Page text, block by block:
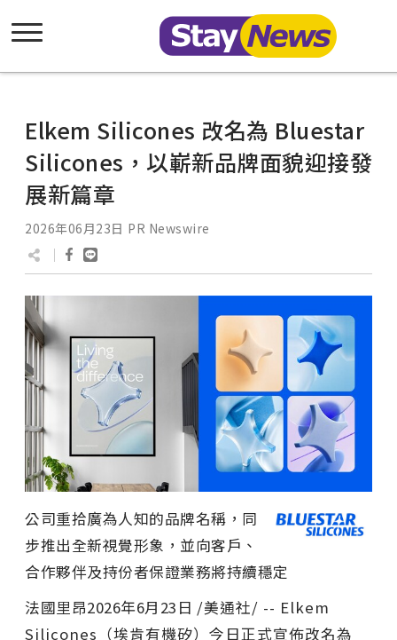
Elkem Silicones 改名為 Bluestar
Silicones，以嶄新品牌面貌迎接發
展新篇章
2026年06月23日 PR Newswire
公司重拾廣為人知的品牌名稱，同
步推出全新視覺形象，並向客戶、
合作夥伴及持份者保證業務將持續穩定
法國里昂2026年6月23日 /美通社/ -- Elkem
Silicones（埃肯有機矽）今日正式宣佈改名為